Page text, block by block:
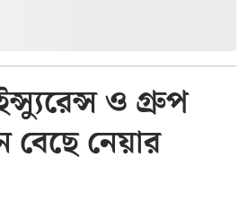
ও গ্রুপ
বেছে নেয়ার